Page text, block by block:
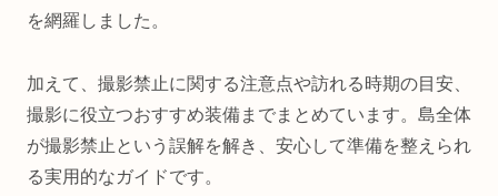
を網羅しました。
加えて、撮影禁止に関する注意点や訪れる時期の目安、
撮影に役立つおすすめ装備までまとめています。島全体
が撮影禁止という誤解を解き、安心して準備を整えられ
る実用的なガイドです。